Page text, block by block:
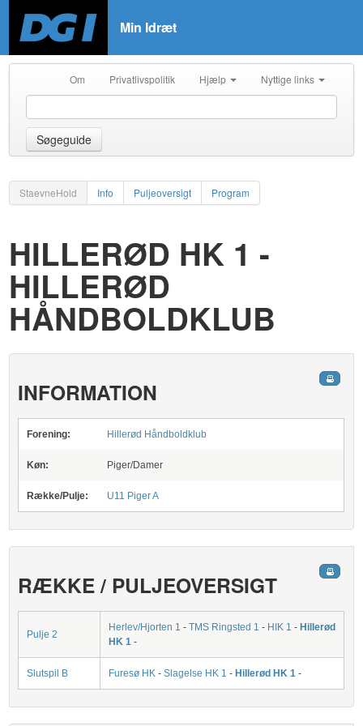
Min Idræt
Om Privatlivspolitik Hjælp Nyttige links
Søgeguide
StaevneHold Info Puljeoversigt Program
HILLERØD HK 1 -
HILLERØD
HÅNDBOLDKLUB
INFORMATION
Forening: Hillerød Håndboldklub
Køn: Piger/Damer
Række/Pulje: U11 Piger A
RÆKKE / PULJEOVERSIGT
Pulje 2
Herlev/Hjorten 1 -TMS Ringsted 1 - HIK 1 - Hillerød
HK 1 -
Slutspil B Furesø HK -Slagelse HK 1 - Hillerød HK 1 -